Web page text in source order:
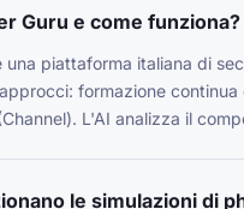
Guru e come funziona?
una piattaforma italiana di
formazione
L'AI analizza il
le simulazioni di